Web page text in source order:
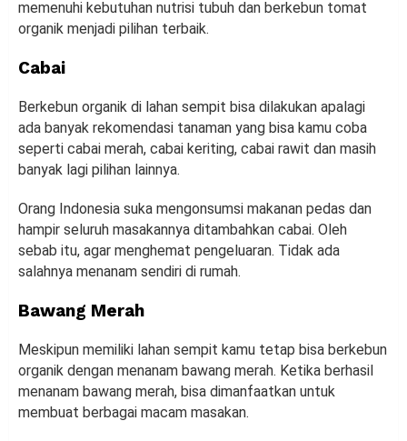
memenuhi kebutuhan nutrisi tubuh dan berkebun tomat
organik menjadi pilihan terbaik.
Cabai
Berkebun organik di lahan sempit bisa dilakukan apalagi
ada banyak rekomendasi tanaman yang bisa kamu coba
seperti cabai merah, cabai keriting, cabai rawit dan masih
banyak lagi pilihan lainnya.
Orang Indonesia suka mengonsumsi makanan pedas dan
hampir seluruh masakannya ditambahkan cabai. Oleh
sebab itu, agar menghemat pengeluaran. Tidak ada
salahnya menanam sendiri di rumah.
Bawang Merah
Meskipun memiliki lahan sempit kamu tetap bisa berkebun
organik dengan menanam bawang merah. Ketika berhasil
menanam bawang merah, bisa dimanfaatkan untuk
membuat berbagai macam masakan.